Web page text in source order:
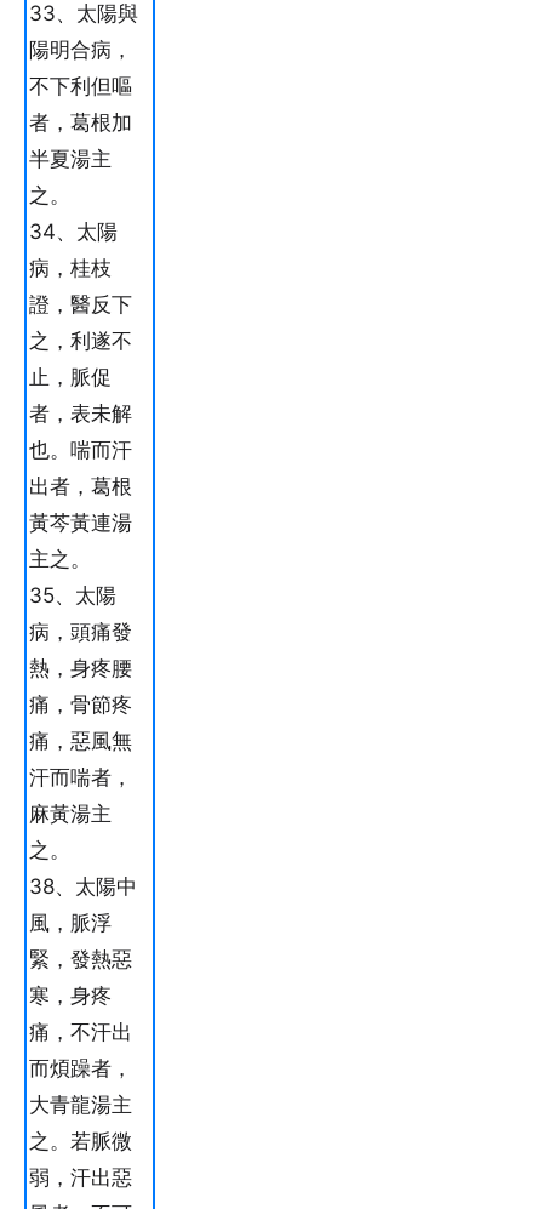
33、太陽與
陽明合病，
不下利但嘔
者，葛根加
半夏湯主
之。
34、太陽
病，桂枝
證，醫反下
之，利遂不
止，脈促
者，表未解
也。喘而汗
出者，葛根
黃芩黃連湯
主之。
35、太陽
病，頭痛發
熱，身疼腰
痛，骨節疼
痛，惡風無
汗而喘者，
麻黃湯主
之。
38、太陽中
風，脈浮
緊，發熱惡
寒，身疼
痛，不汗出
而煩躁者，
大青龍湯主
之。若脈微
弱，汗出惡